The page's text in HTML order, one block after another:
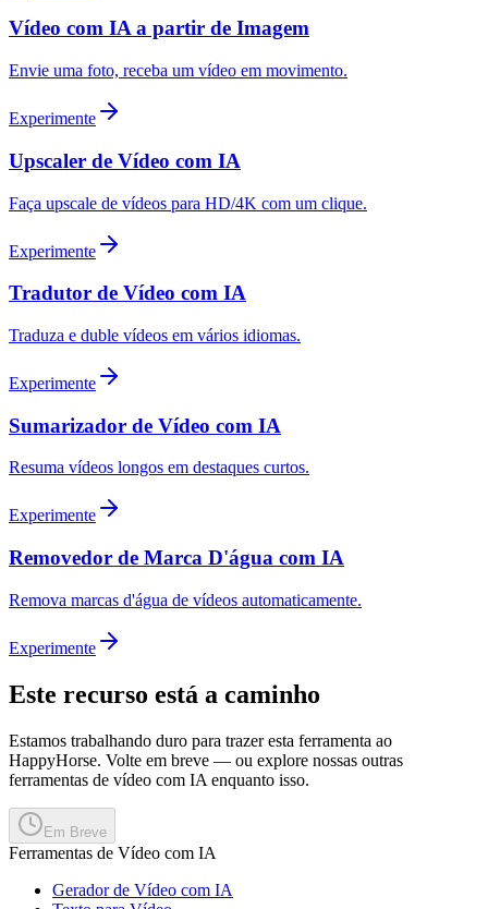
Vídeo com IA a partir de Imagem
Envie uma foto, receba um vídeo em movimento.
Experimente
Upscaler de Vídeo com IA
Faça upscale de vídeos para HD/4K com um clique.
Experimente
Tradutor de Vídeo com IA
Traduza e duble vídeos em vários idiomas.
Experimente
Sumarizador de Vídeo com IA
Resuma vídeos longos em destaques curtos.
Experimente
Removedor de Marca D'água com IA
Remova marcas d'água de vídeos automaticamente.
Experimente
Este recurso está a caminho
Estamos trabalhando duro para trazer esta ferramenta ao
HappyHorse. Volte em breve — ou explore nossas outras
ferramentas de vídeo com IA enquanto isso.
Em Breve
Ferramentas de Vídeo com IA
Gerador de Vídeo com IA